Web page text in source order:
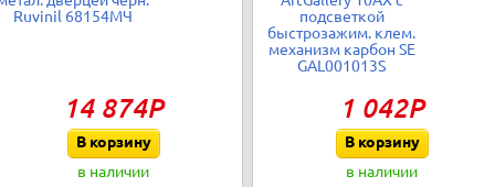
Ruvinil 68154МЧ
14 874Р
В корзину
в наличии
подсветкой
быстрозажим. клем.
механизм карбон SE
GAL001013S
1 042Р
В корзину
в наличии